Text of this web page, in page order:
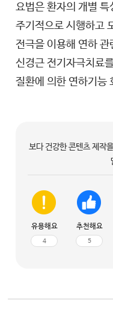
요법은 환자의 개별 특
주기적으로 시행하고
전극을 이용해 연하
신경근 전기자극치료
질환에 의한 연하기능
보다 건강한 콘텐츠 제작
유용해요
4
추천해요
5